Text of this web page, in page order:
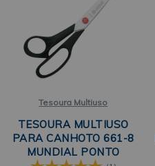
Tesoura Multiuso
TESOURA MULTIUSO
PARA CANHOTO 661-8
MUNDIAL PONTO